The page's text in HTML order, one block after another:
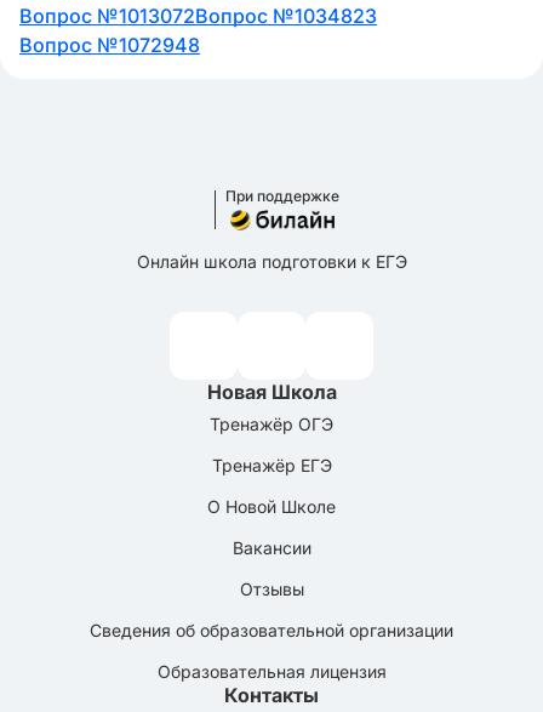
Вопрос №1013072Вопрос №1034823
Вопрос №1072948
При поддержке
Онлайн школа подготовки к ЕГЭ
Новая Школа
Тренажёр ОГЭ
Тренажёр ЕГЭ
О Новой Школе
Вакансии
Отзывы
Сведения об образовательной организации
Образовательная лицензия
Контакты